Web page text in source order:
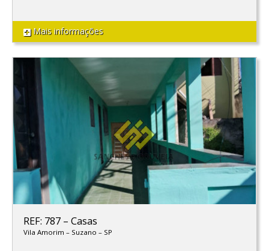
Mais informações
REF: 787 – Casas
Vila Amorim – Suzano – SP